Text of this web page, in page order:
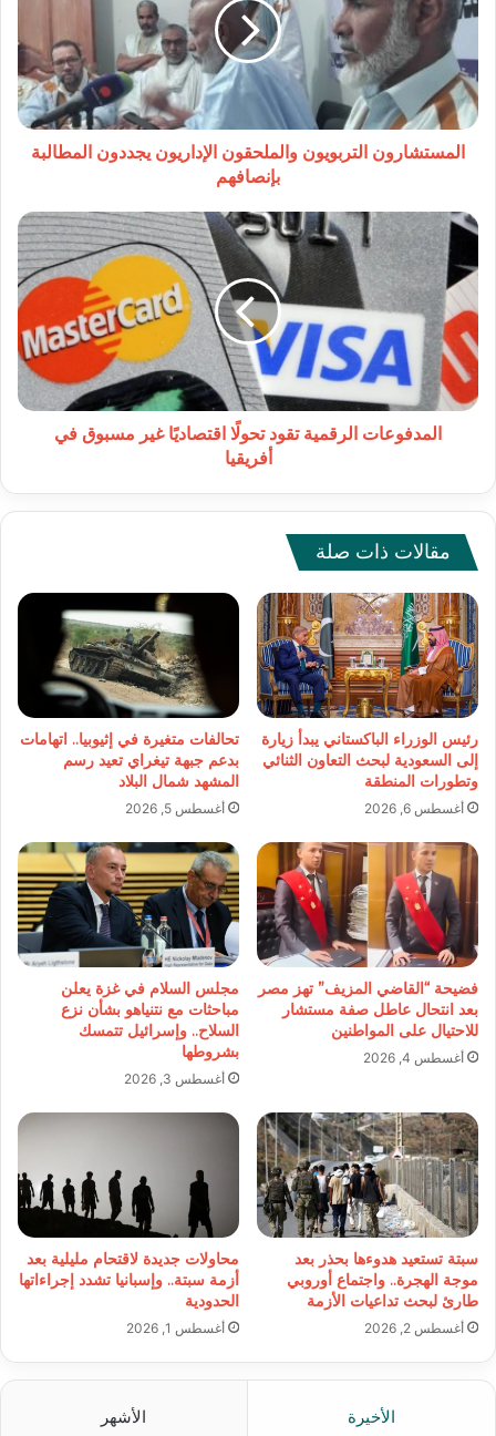
الإداريون
يجددون
المطالبة
بإنصافهم
المستشارون التربويون والملحقون الإداريون يجددون المطالبة
بإنصافهم
المدفوعات
الرقمية
تقود
تحولًا
اقتصاديًا
غير
مسبوق
في
أفريقيا
المدفوعات الرقمية تقود تحولًا اقتصاديًا غير مسبوق في
أفريقيا
مقالات ذات صلة
رئيس الوزراء الباكستاني يبدأ زيارة
إلى السعودية لبحث التعاون الثنائي
وتطورات المنطقة
أغسطس 6, 2026
تحالفات متغيرة في إثيوبيا.. اتهامات
بدعم جبهة تيغراي تعيد رسم
المشهد شمال البلاد
أغسطس 5, 2026
فضيحة “القاضي المزيف” تهز مصر
بعد انتحال عاطل صفة مستشار
للاحتيال على المواطنين
أغسطس 4, 2026
مجلس السلام في غزة يعلن
مباحثات مع نتنياهو بشأن نزع
السلاح.. وإسرائيل تتمسك
بشروطها
أغسطس 3, 2026
سبتة تستعيد هدوءها بحذر بعد
موجة الهجرة.. واجتماع أوروبي
طارئ لبحث تداعيات الأزمة
أغسطس 2, 2026
محاولات جديدة لاقتحام مليلية بعد
أزمة سبتة.. وإسبانيا تشدد إجراءاتها
الحدودية
أغسطس 1, 2026
الأخيرة الأشهر